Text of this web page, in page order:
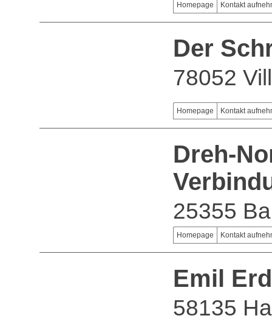
Homepage Kontakt
Der
78052
Homepage Kontakt
Dreh-
25355
Homepage Kontakt
Emil
58135